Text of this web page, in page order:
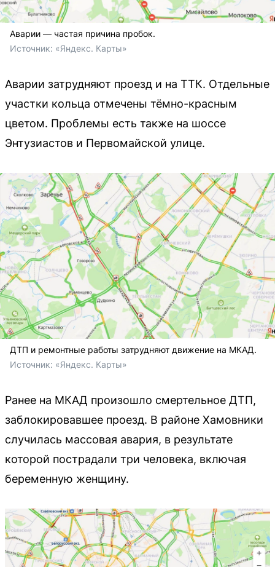
Аварии — частая причина пробок.
Источник: «Яндекс. Карты»
Аварии затрудняют проезд и на ТТК. Отдельные
участки кольца отмечены тёмно-красным
цветом. Проблемы есть также на шоссе
Энтузиастов и Первомайской улице.
ДТП и ремонтные работы затрудняют движение на МКАД.
Источник: «Яндекс. Карты»
Ранее на МКАД произошло смертельное ДТП,
заблокировавшее проезд. В районе Хамовники
случилась массовая авария, в результате
которой пострадали три человека, включая
беременную женщину.